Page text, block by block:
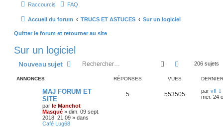
Raccourcis FAQ
Accueil du forum TRUCS ET ASTUCES Sur un logiciel
Quitter le forum et retourner au site
Sur un logiciel
Nouveau sujet RechercherRecherche
206 sujets
ANNONCES RÉPONSES VUES
MAJ FORUM ET
SITE
par le Manchot
Masqué » dim. 09 sept.
2018, 21:09 » dans
Café Lug68
5 553505 par vfl
mer. 24